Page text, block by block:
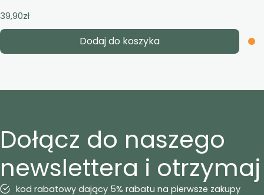
39,90zł
Dodaj do koszyka
Dołącz do naszego
newslettera i otrzymaj
kod rabatowy dający 5% rabatu na pierwsze zakupy